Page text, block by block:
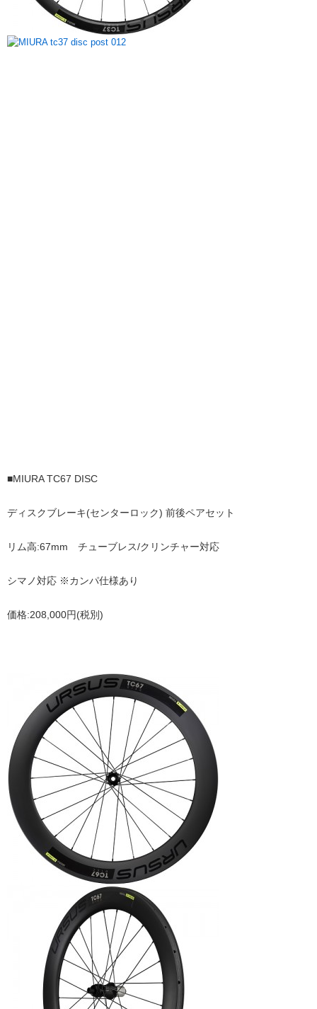
■MIURA TC67 DISC
ディスクブレーキ(センターロック) 前後ペアセット
リム高:67mm チューブレス/クリンチャー対応
シマノ対応 ※カンパ仕様あり
価格:208,000円(税別)